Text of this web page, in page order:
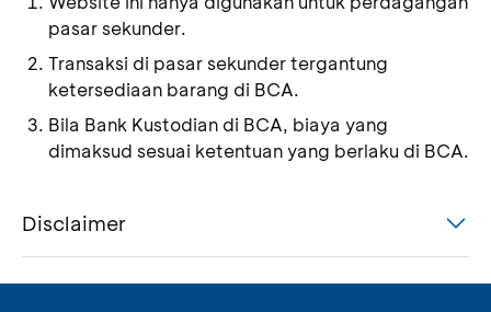
pasar sekunder.
Transaksi di pasar sekunder tergantung
ketersediaan barang di BCA.
Bila Bank Kustodian di BCA, biaya yang
dimaksud sesuai ketentuan yang berlaku di BCA.
Disclaimer